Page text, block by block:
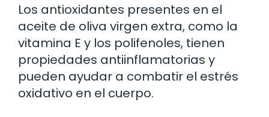
Los antioxidantes presentes en el
aceite de oliva virgen extra, como la
vitamina E y los polifenoles, tienen
propiedades antiinflamatorias y
pueden ayudar a combatir el estrés
oxidativo en el cuerpo.